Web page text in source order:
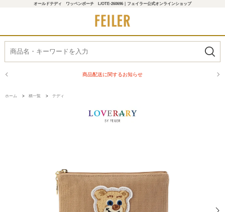
オールドテディ ワッペンポーチ L/OTE-260696｜フェイラー公式オンラインショップ
商品配送に関するお知らせ
ホーム > 柄一覧 > テディ